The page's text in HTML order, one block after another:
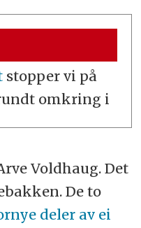
stopper vi på
omkring i
prat med
Voldhaug. Det
De to
deler av ei